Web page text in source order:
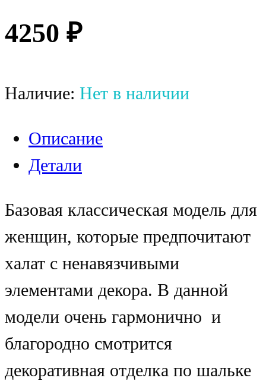
4250 ₽
Наличие: Нет в наличии
Описание
Детали
Базовая классическая модель для
женщин, которые предпочитают
халат с ненавязчивыми
элементами декора. В данной
модели очень гармонично и
благородно смотрится
декоративная отделка по шальке